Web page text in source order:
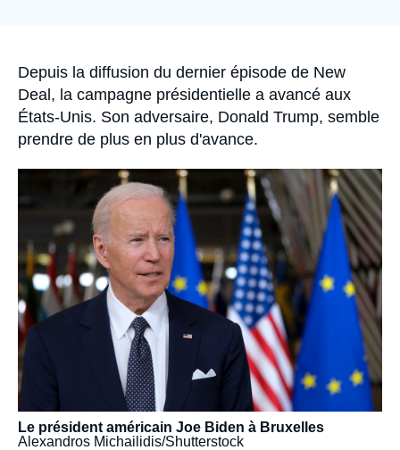
Accroche
Depuis la diffusion du dernier épisode de New
Deal, la campagne présidentielle a avancé aux
États-Unis. Son adversaire, Donald Trump, semble
prendre de plus en plus d'avance.
médiatique
Le président américain Joe Biden à Bruxelles
Alexandros Michailidis/Shutterstock